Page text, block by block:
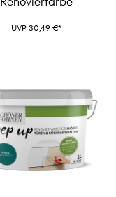
UVP 30,49 €*